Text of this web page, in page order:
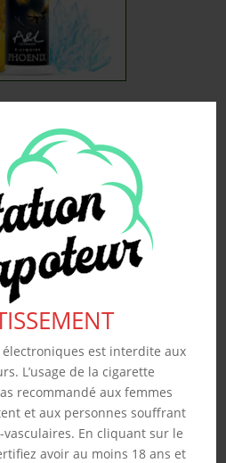
électroniques est interdite aux
L’usage de la cigarette
recommandé aux femmes
et aux personnes souffrant
En cliquant sur le
avoir au moins 18 ans et
Souhaits